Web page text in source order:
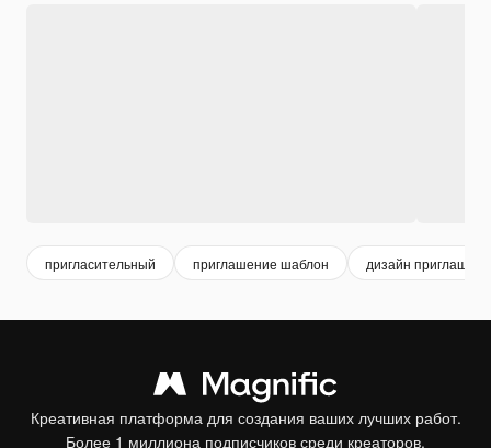
пригласительный приглашение шаблон дизайн
Креативная платформа для создания ваших лучших работ.
Более 1 миллиона подписчиков среди креаторов,